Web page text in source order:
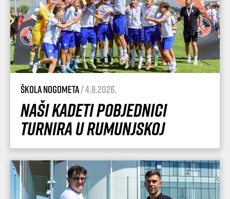
Škola nogometa/ 4.8.2026.
Naši kadeti pobjednici
turnira u Rumunjskoj